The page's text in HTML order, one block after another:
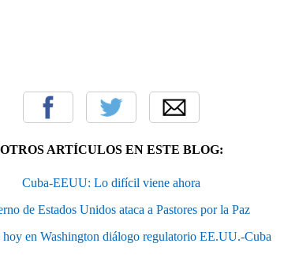
OTROS ARTÍCULOS EN ESTE BLOG:
Cuba-EEUU: Lo difícil viene ahora
de Estados Unidos ataca a Pastores por la Paz
en Washington diálogo regulatorio EE.UU.-Cuba